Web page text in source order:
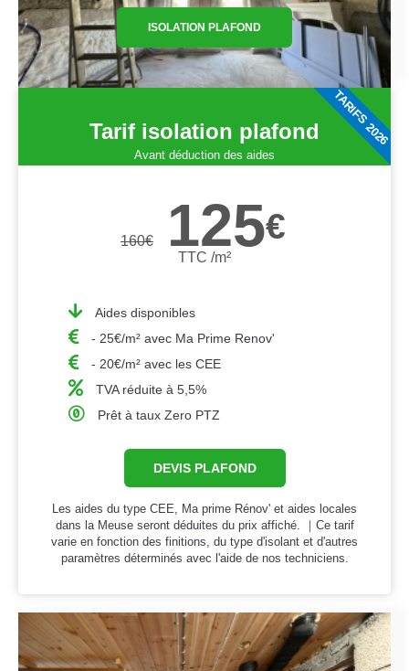
ISOLATION PLAFOND
Tarif isolation plafond
Avant déduction des aides
160€ 125€
TTC /m²
Aides disponibles
- 25€/m² avec Ma Prime Renov'
- 20€/m² avec les CEE
TVA réduite à 5,5%
Prêt à taux Zero PTZ
DEVIS PLAFOND
Les aides du type CEE, Ma prime Rénov' et aides locales
dans la Meuse seront déduites du prix affiché. ｜Ce tarif
varie en fonction des finitions, du type d'isolant et d'autres
paramètres déterminés avec l'aide de nos techniciens.
TARIFS 2026